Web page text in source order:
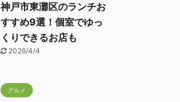
神戸市東灘区のランチお
すすめ9選！個室でゆっ
くりできるお店も
2026/4/4
グルメ